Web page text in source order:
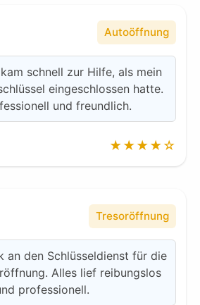
Autoöffnung
schnell zur Hilfe, als mein
eingeschlossen hatte.
und freundlich.
★★★★☆
Tresoröffnung
an den Schlüsseldienst für die
Alles lief reibungslos
professionell.